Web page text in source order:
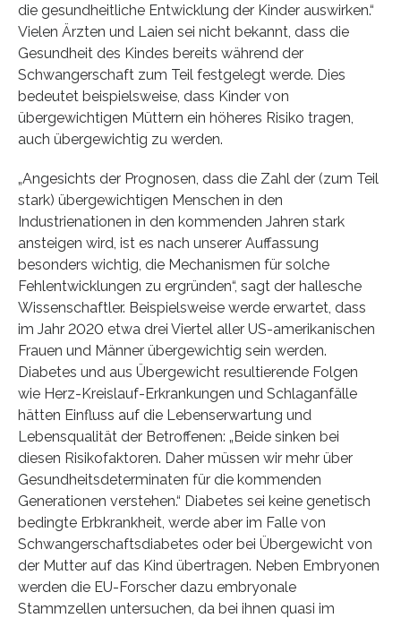
die gesundheitliche Entwicklung der Kinder auswirken.“
Vielen Ärzten und Laien sei nicht bekannt, dass die
Gesundheit des Kindes bereits während der
Schwangerschaft zum Teil festgelegt werde. Dies
bedeutet beispielsweise, dass Kinder von
übergewichtigen Müttern ein höheres Risiko tragen,
auch übergewichtig zu werden.
„Angesichts der Prognosen, dass die Zahl der (zum Teil
stark) übergewichtigen Menschen in den
Industrienationen in den kommenden Jahren stark
ansteigen wird, ist es nach unserer Auffassung
besonders wichtig, die Mechanismen für solche
Fehlentwicklungen zu ergründen“, sagt der hallesche
Wissenschaftler. Beispielsweise werde erwartet, dass
im Jahr 2020 etwa drei Viertel aller US-amerikanischen
Frauen und Männer übergewichtig sein werden.
Diabetes und aus Übergewicht resultierende Folgen
wie Herz-Kreislauf-Erkrankungen und Schlaganfälle
hätten Einfluss auf die Lebenserwartung und
Lebensqualität der Betroffenen: „Beide sinken bei
diesen Risikofaktoren. Daher müssen wir mehr über
Gesundheitsdeterminaten für die kommenden
Generationen verstehen.“ Diabetes sei keine genetisch
bedingte Erbkrankheit, werde aber im Falle von
Schwangerschaftsdiabetes oder bei Übergewicht von
der Mutter auf das Kind übertragen. Neben Embryonen
werden die EU-Forscher dazu embryonale
Stammzellen untersuchen, da bei ihnen quasi im